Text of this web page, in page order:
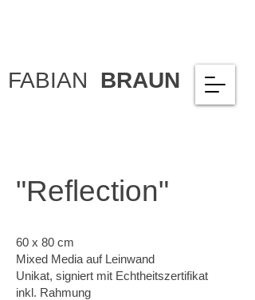
FABIAN BRAUN
"Reflection"
60 x 80 cm
Mixed Media auf Leinwand
Unikat, signiert mit Echtheitszertifikat
inkl. Rahmung